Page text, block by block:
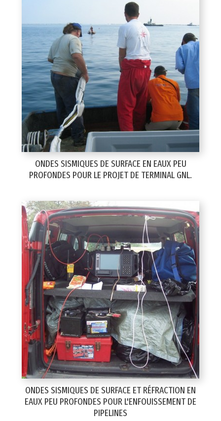
ONDES SISMIQUES DE SURFACE EN EAUX PEU
PROFONDES POUR LE PROJET DE TERMINAL GNL.
ONDES SISMIQUES DE SURFACE ET RÉFRACTION EN
EAUX PEU PROFONDES POUR L'ENFOUISSEMENT DE
PIPELINES